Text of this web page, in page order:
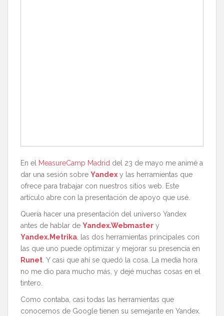
En el MeasureCamp Madrid del 23 de mayo me animé a
dar una sesión sobre Yandex y las herramientas que
ofrece para trabajar con nuestros sitios web. Este
artículo abre con la presentación de apoyo que usé.
Quería hacer una presentación del universo Yandex
antes de hablar de Yandex.Webmaster y
Yandex.Metrika, las dos herramientas principales con
las que uno puede optimizar y mejorar su presencia en
Runet. Y casi que ahí se quedó la cosa. La media hora
no me dio para mucho más, y dejé muchas cosas en el
tintero.
Como contaba, casi todas las herramientas que
conocemos de Google tienen su semejante en Yandex.